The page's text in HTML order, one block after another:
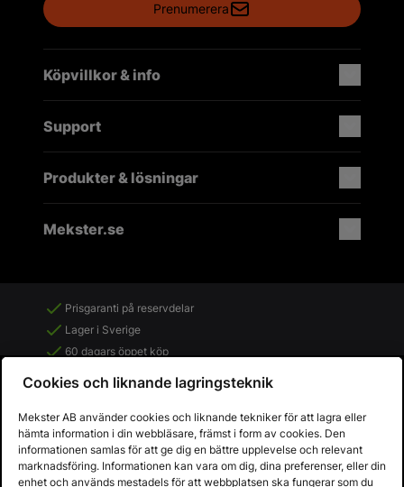
Prenumerera
Köpvillkor & info
Support
Produkter & lösningar
Mekster.se
Prisgaranti på reservdelar
Lager i Sverige
60 dagars öppet köp
Fria returer
Cookies och liknande lagringsteknik
Mekster AB använder cookies och liknande tekniker för att lagra eller
hämta information i din webbläsare, främst i form av cookies. Den
informationen samlas för att ge dig en bättre upplevelse och relevant
marknadsföring. Informationen kan vara om dig, dina preferenser, eller din
enhet och används mestadels för att webbplatsen ska fungerar som du